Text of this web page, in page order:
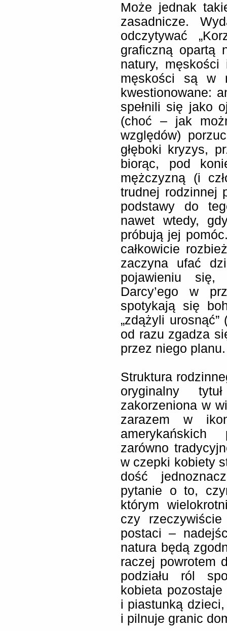
Może jednak
zasadnicze.
odczytywać
graficzną opartą
natury,
męskości są w
kwestionowane:
spełnili się jako
(choć – jak
względów)
głęboki kryzys,
biorąc, pod
mężczyzną (i
trudnej rodzinnej
podstawy do
nawet wtedy,
próbują jej
całkowicie
zaczyna ufać
pojawieniu
Darcy’ego w
spotykają się
„zdążyli
od razu zgadza
przez niego planu.
Struktura
oryginalny
zakorzeniona w
zarazem w
zarówno
w czepki kobiety
dość
pytanie o to,
którym
czy
postaci –
natura będą
raczej powrotem
podziału ról
kobieta
i piastunką
i pilnuje granic